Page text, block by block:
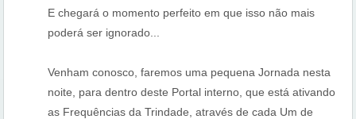
E chegará o momento perfeito em que isso não mais
poderá ser ignorado...
Venham conosco, faremos uma pequena Jornada nesta
noite, para dentro deste Portal interno, que está ativando
as Frequências da Trindade, através de cada Um de